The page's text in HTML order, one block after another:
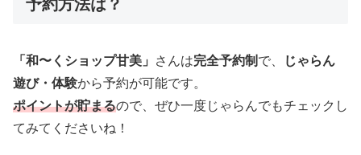
予約方法は？
「和〜くショップ甘美」 さんは完全予約制 で、
じゃらん
遊び・体験から予約が可能です。
ポイントが貯まるので、ぜひ一度じゃらんでもチェックし
てみてくださいね！